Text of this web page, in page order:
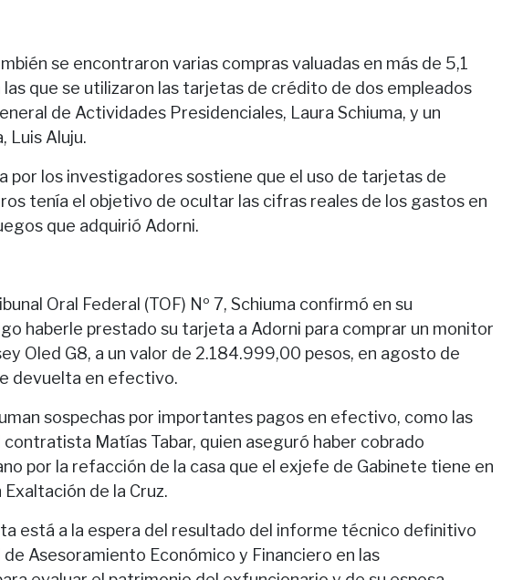
se encontraron varias compras valuadas en más de 5,1
las que se utilizaron las tarjetas de crédito de dos empleados
de Actividades Presidenciales, Laura Schiuma, y un
Luis Aluju.
por los investigadores sostiene que el uso de tarjetas de
tenía el objetivo de ocultar las cifras reales de los gastos en
que adquirió Adorni.
Oral Federal (TOF) Nº 7, Schiuma confirmó en su
haberle prestado su tarjeta a Adorni para comprar un monitor
Oled G8, a un valor de 2.184.999,00 pesos, en agosto de
devuelta en efectivo.
sospechas por importantes pagos en efectivo, como las
Matías Tabar, quien aseguró haber cobrado
por la refacción de la casa que el exjefe de Gabinete tiene en
de la Cruz.
está a la espera del resultado del informe técnico definitivo
Asesoramiento Económico y Financiero en las